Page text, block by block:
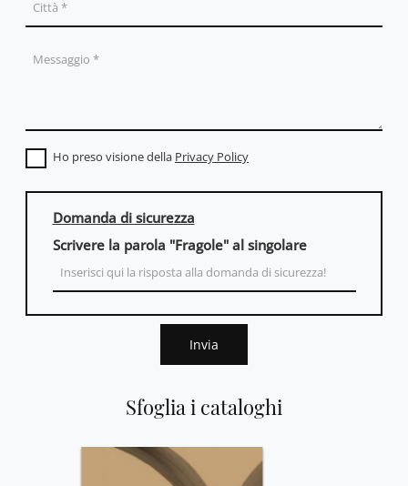
Sfoglia i cataloghi
Ho preso visione della Privacy Policy
Domanda di sicurezza
Scrivere la parola "Fragole" al singolare
Invia